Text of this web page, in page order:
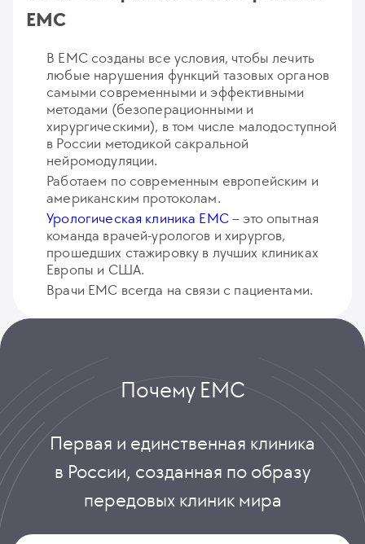
ЕМС
В ЕМС созданы все условия, чтобы лечить
любые нарушения функций тазовых органов
самыми современными и эффективными
методами (безоперационными и
хирургическими), в том числе малодоступной
в России методикой сакральной
нейромодуляции.
Работаем по современным европейским и
американским протоколам.
Урологическая клиника ЕМС– это опытная
команда врачей-урологов и хирургов,
прошедших стажировку в лучших клиниках
Европы и США.
Врачи ЕМС всегда на связи с пациентами.
Почему ЕМС
Первая и единственная клиника
в России, созданная по образу
передовых клиник мира